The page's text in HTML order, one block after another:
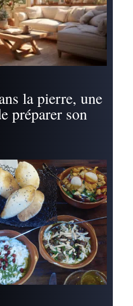
la pierre, une
préparer son